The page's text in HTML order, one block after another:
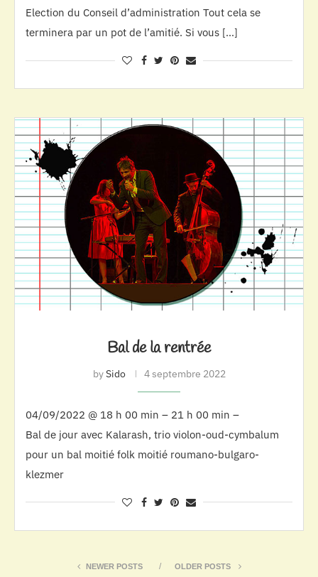
Election du Conseil d’administration Tout cela se
terminera par un pot de l’amitié. Si vous […]
Bal de la rentrée
bySido 4 septembre 2022
04/09/2022 @ 18 h 00 min – 21 h 00 min –
Bal de jour avec Kalarash, trio violon-oud-cymbalum
pour un bal moitié folk moitié roumano-bulgaro-
klezmer
NEWER POSTS OLDER POSTS